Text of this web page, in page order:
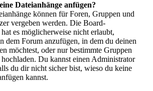
Dateianhänge anfügen?
können für Foren, Gruppen und
vergeben werden. Die Board-
es möglicherweise nicht erlaubt,
dem Forum anzufügen, in dem du deinen
möchtest, oder nur bestimmte Gruppen
Du kannst einen Administrator
du dir nicht sicher bist, wieso du keine
kannst.